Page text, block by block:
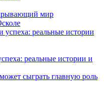
мир
реальные истории и